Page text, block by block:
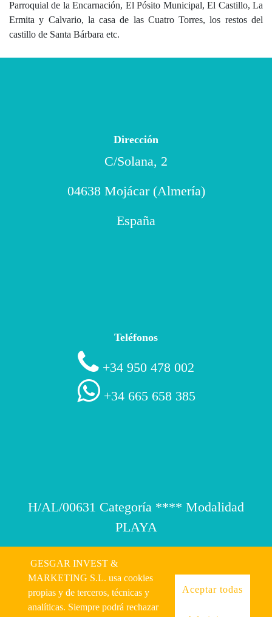
GESGAR INVEST &
MARKETING S.L. usa cookies
propias y de terceros, técnicas y
analíticas. Siempre podrá rechazar
Aceptar todas
Parroquial de la Encarnación, El Pósito Municipal, El Castillo, La
Ermita y Calvario, la casa de las Cuatro Torres, los restos del
castillo de Santa Bárbara etc.
Dirección
C/Solana, 2
04638 Mojácar (Almería)
España
Teléfonos
+34 950 478 002
+34 665 658 385
H/AL/00631 Categoría **** Modalidad
PLAYA
© 2026 Mojácar Beach